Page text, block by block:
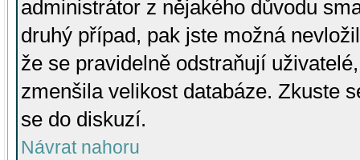
administrátor z nějakého důvodu
druhý případ, pak jste možná
že se pravidelně odstraňují
zmenšila velikost databáze. Zkuste
se do diskuzí.
Návrat nahoru